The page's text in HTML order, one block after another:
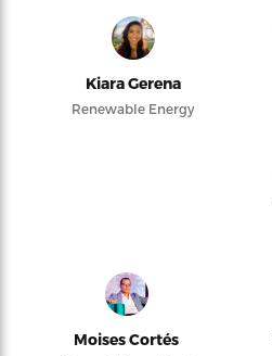
Kiara Gerena
Renewable Energy
Moises Cortés